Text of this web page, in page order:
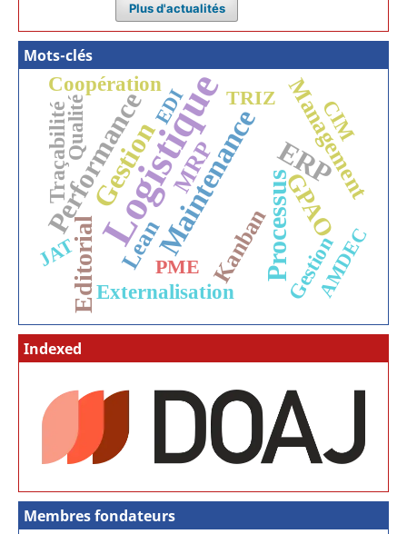
Plus d'actualités
Mots-clés
Logistique
Maintenance
Gestion ERP
Performance Processus
Editorial
GPAO
Kanban
MRP Management
Lean
Traçabilité CIM
Gestion
Externalisation
Coopération
Qualité TRIZ
PME
EDI
JAT AMDEC
Indexed
Membres fondateurs